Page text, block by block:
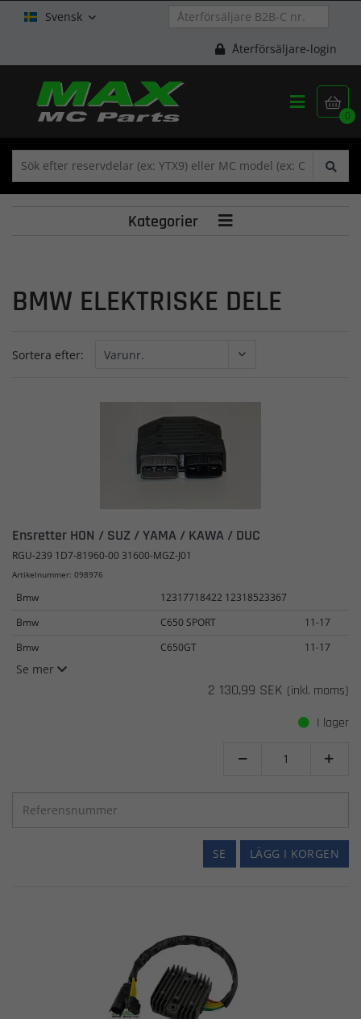
Svensk 
Återförsäljare-login

0

Kategorier 
BMW ELEKTRISKE DELE
Sortera efter:
Ensretter HON / SUZ / YAMA / KAWA / DUC
RGU-239 1D7-81960-00 31600-MGZ-J01
Artikelnummer: 098976
Bmw
12317718422 12318523367
Bmw
C650 SPORT
11-17
Bmw
C650GT 11-17
Se mer
2 130,99 SEK (inkl. moms)
I lager
 
LÄGG I KORGEN
SE